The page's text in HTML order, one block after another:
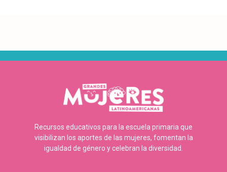
Recursos educativos para la escuela primaria que
visibilizan los aportes de las mujeres, fomentan la
igualdad de género y celebran la diversidad.